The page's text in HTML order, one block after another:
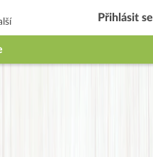
Přihlásit se